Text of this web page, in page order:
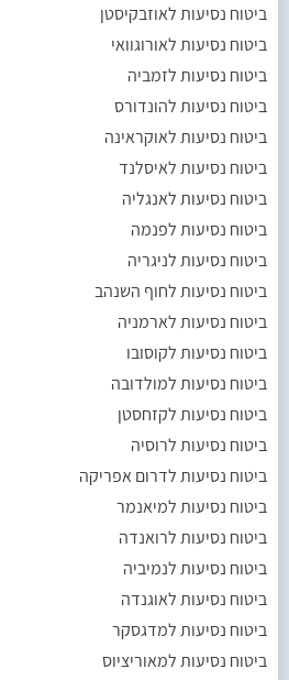
ביטוח נסיעות לאוזבקיסטן
ביטוח נסיעות לאורוגוואי
ביטוח נסיעות לזמביה
ביטוח נסיעות להונדורס
ביטוח נסיעות לאוקראינה
ביטוח נסיעות לאיסלנד
ביטוח נסיעות לאנגליה
ביטוח נסיעות לפנמה
ביטוח נסיעות לניגריה
ביטוח נסיעות לחוף השנהב
ביטוח נסיעות לארמניה
ביטוח נסיעות לקוסובו
ביטוח נסיעות למולדובה
ביטוח נסיעות לקזחסטן
ביטוח נסיעות לרוסיה
ביטוח נסיעות לדרום אפריקה
ביטוח נסיעות למיאנמר
ביטוח נסיעות לרואנדה
ביטוח נסיעות לנמיביה
ביטוח נסיעות לאוגנדה
ביטוח נסיעות למדגסקר
ביטוח נסיעות למאוריציוס